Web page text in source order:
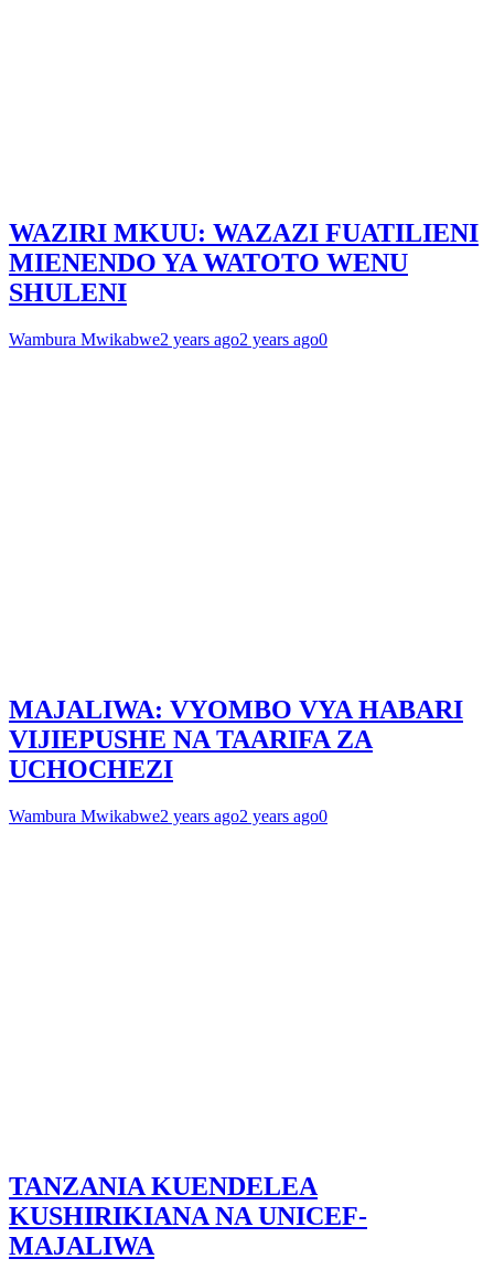
WAZIRI MKUU: WAZAZI FUATILIENI
MIENENDO YA WATOTO WENU
SHULENI
Wambura Mwikabwe2 years ago2 years ago0
MAJALIWA: VYOMBO VYA HABARI
VIJIEPUSHE NA TAARIFA ZA
UCHOCHEZI
Wambura Mwikabwe2 years ago2 years ago0
TANZANIA KUENDELEA
KUSHIRIKIANA NA UNICEF-
MAJALIWA